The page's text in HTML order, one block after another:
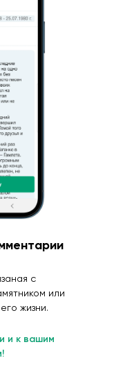
с
или
жизни.
и к вашим